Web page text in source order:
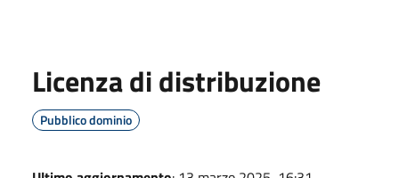
Licenza di distribuzione
Pubblico dominio